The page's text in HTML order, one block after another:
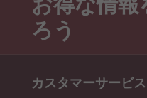
ろう
カスタマーサービス